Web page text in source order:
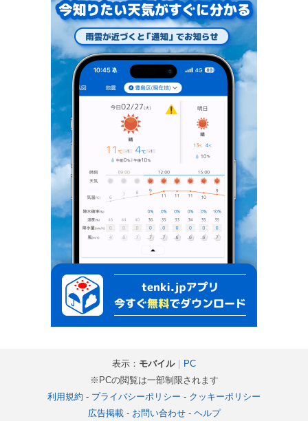
表示： モバイル｜ PC
※PCの閲覧は一部制限されます
利用規約 - プライバシーポリシー - クッキーポリシー
広告掲載- お問い合わせ- ヘルプ